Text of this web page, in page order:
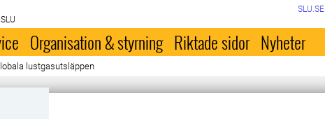
SLU.SE
Organisation & styrning Riktade sidor Nyheter
lustgasutsläppen